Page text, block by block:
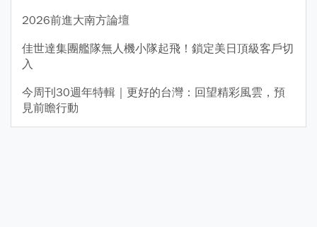
2026前進大南方論壇
佳世達集團艦隊無人機小隊起飛！鎖定美日頂級客戶切
入
今周刊30週年特輯｜更好的台灣：回望精彩風雲，預
見前瞻行動